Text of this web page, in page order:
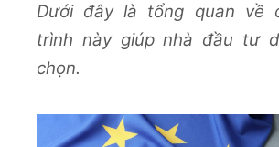
Dưới đây là tổng quan về
trình này giúp nhà đầu tư
chọn.